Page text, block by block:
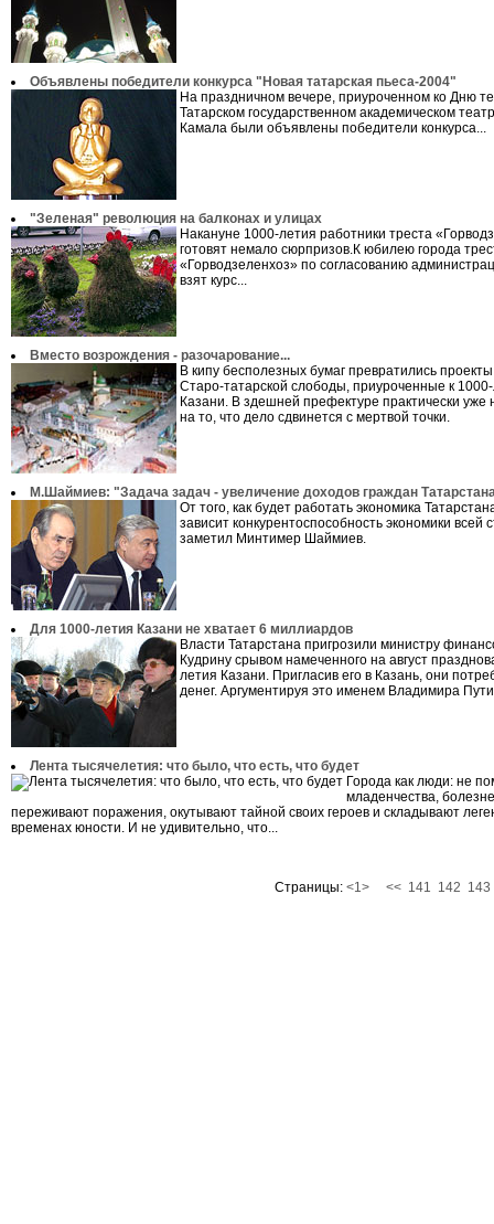
Объявлены победители конкурса "Новая татарская пьеса-2004"
На праздничном вечере, приуроченном ко Дню
Татарском государственном академическом
Камала были объявлены победители конкурса...
"Зеленая" революция на балконах и улицах
Накануне 1000-летия работники треста
готовят немало сюрпризов.К юбилею города
«Горводзеленхоз» по согласованию
взят курс...
Вместо возрождения - разочарование...
В кипу бесполезных бумаг превратились
Старо-татарской слободы, приуроченные к
Казани. В здешней префектуре практически уже
на то, что дело сдвинется с мертвой точки.
М.Шаймиев: "Задача задач - увеличение доходов граждан
От того, как будет работать экономика
зависит конкурентоспособность экономики всей
заметил Минтимер Шаймиев.
Для 1000-летия Казани не хватает 6 миллиардов
Власти Татарстана пригрозили министру
Кудрину срывом намеченного на август
летия Казани. Пригласив его в Казань, они
денег. Аргументируя это именем Владимира
Лента тысячелетия: что было, что есть, что будет
Города как люди: не
младенчества,
переживают поражения, окутывают тайной своих героев и складывают
временах юности. И не удивительно, что...
Страницы: <1> << 141 142 143